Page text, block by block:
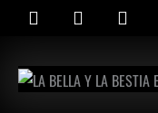
contenido
I
n
t
a
g
F
a
e
b
o
Y
o
t
u
b